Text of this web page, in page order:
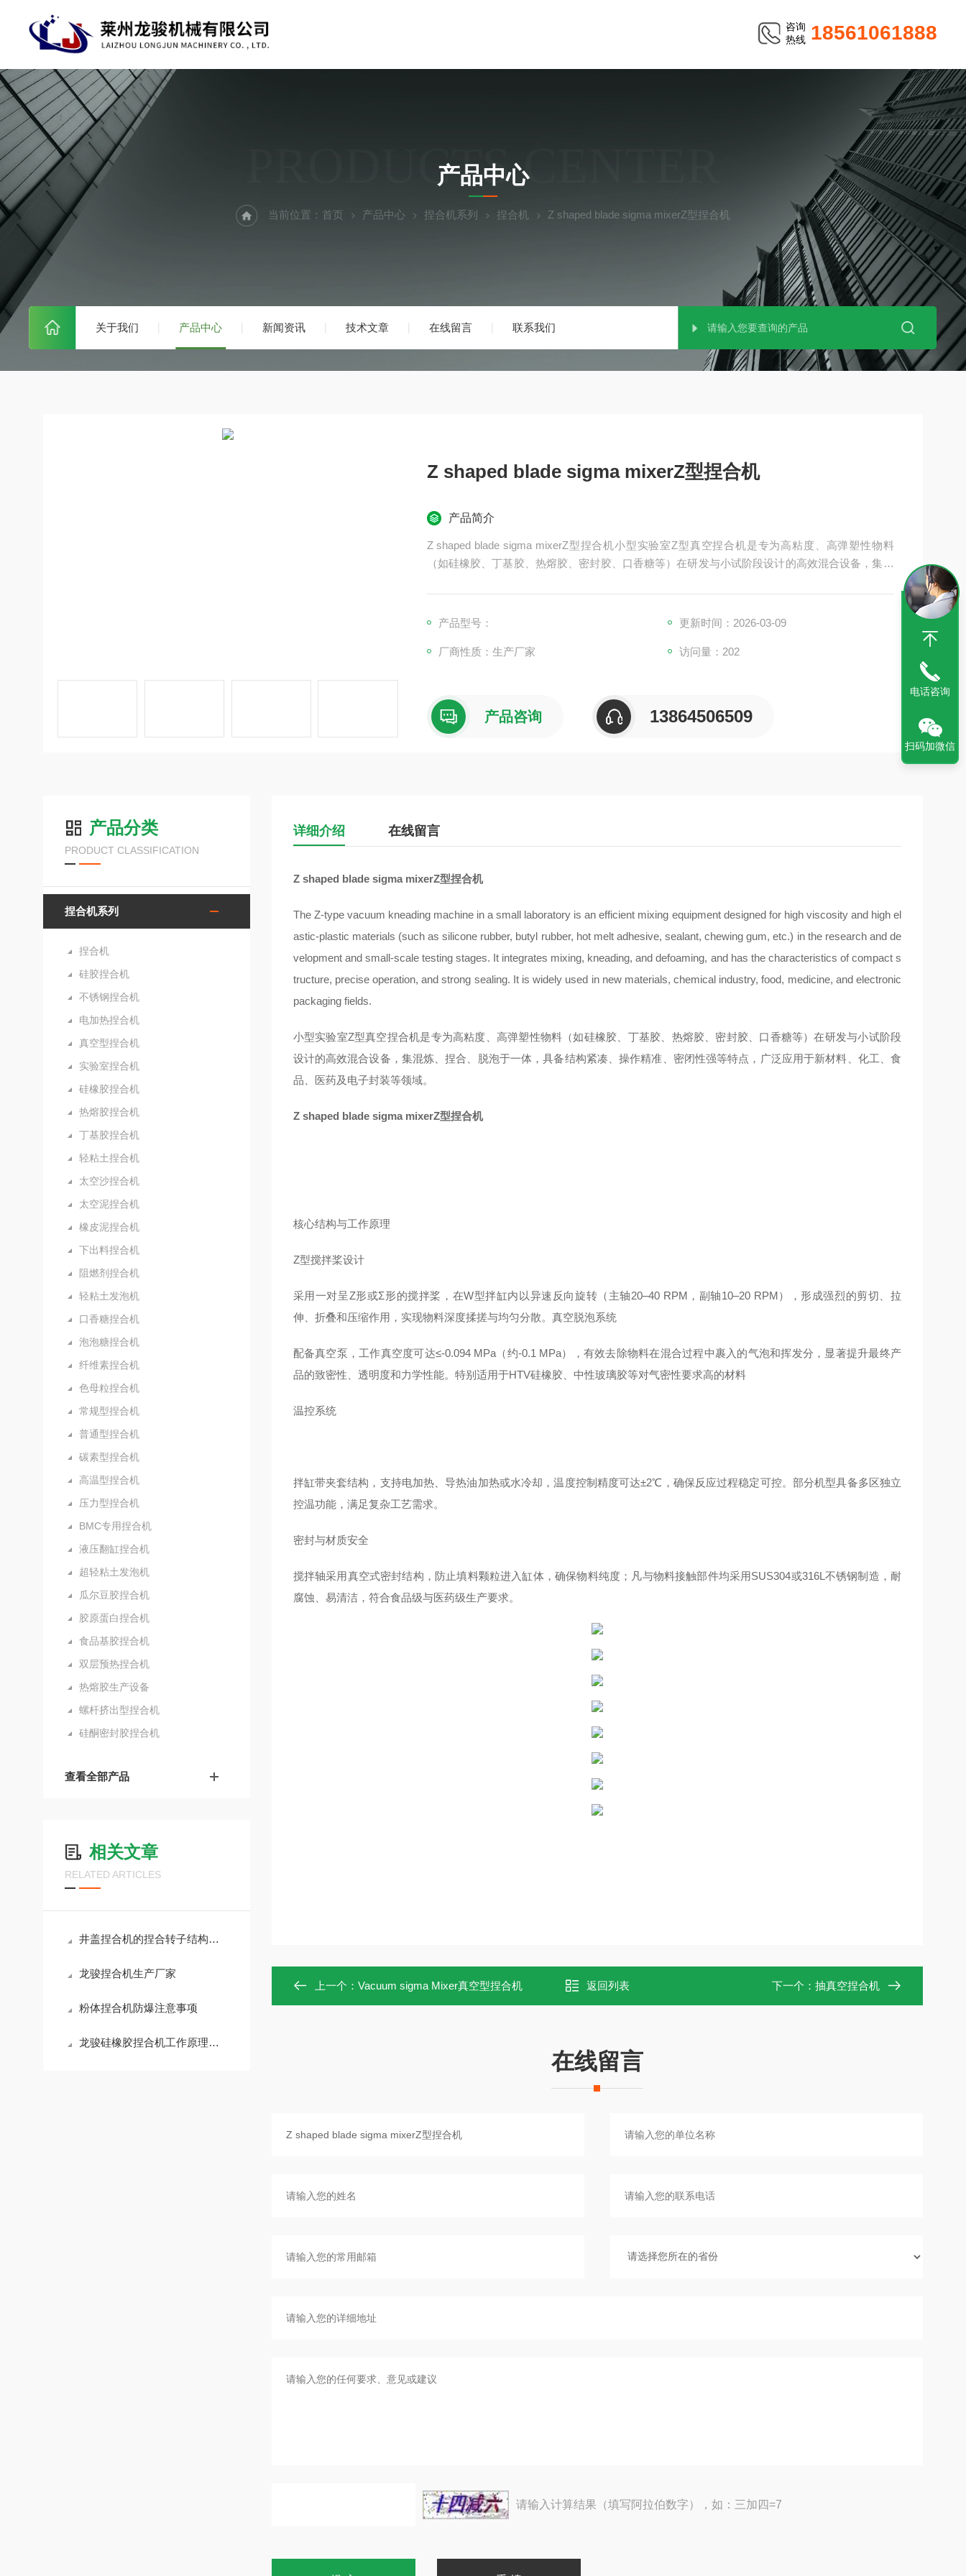
咨询
热线 18561061888
关于我们 产品中心 新闻资讯 技术文章 在线留言 联系我们
PRODUCTS CENTER
产品中心
当前位置： 首页 产品中心 捏合机系列 捏合机 Z shaped blade sigma mixerZ型捏合机
Z shaped blade sigma mixerZ型捏合机
产品简介
Z shaped blade sigma mixerZ型捏合机小型实验室Z型真空捏合机是专为高粘度、高弹塑性物料
（如硅橡胶、丁基胶、热熔胶、密封胶、口香糖等）在研发与小试阶段设计的高效混合设备，集混
产品型号：
更新时间：2026-03-09
厂商性质：生产厂家 访问量：202
产品咨询 13864506509
产品分类
PRODUCT CLASSIFICATION
捏合机系列
捏合机
硅胶捏合机
不锈钢捏合机
电加热捏合机
真空型捏合机
实验室捏合机
硅橡胶捏合机
热熔胶捏合机
丁基胶捏合机
轻粘土捏合机
太空沙捏合机
太空泥捏合机
橡皮泥捏合机
下出料捏合机
阻燃剂捏合机
轻粘土发泡机
口香糖捏合机
泡泡糖捏合机
纤维素捏合机
色母粒捏合机
常规型捏合机
普通型捏合机
碳素型捏合机
高温型捏合机
压力型捏合机
BMC专用捏合机
液压翻缸捏合机
超轻粘土发泡机
瓜尔豆胶捏合机
胶原蛋白捏合机
食品基胶捏合机
双层预热捏合机
热熔胶生产设备
螺杆挤出型捏合机
硅酮密封胶捏合机
查看全部产品
相关文章
RELATED ARTICLES
井盖捏合机的捏合转子结构与剪切力分布
龙骏捏合机生产厂家
粉体捏合机防爆注意事项
龙骏硅橡胶捏合机工作原理，硅橡胶捏合机操作规程
详细介绍 在线留言
Z shaped blade sigma mixerZ型捏合机
The Z-type vacuum kneading machine in a small laboratory is an efficient mixing equipment designed for high viscosity and high el
astic-plastic materials (such as silicone rubber, butyl rubber, hot melt adhesive, sealant, chewing gum, etc.) in the research and de
velopment and small-scale testing stages. It integrates mixing, kneading, and defoaming, and has the characteristics of compact s
tructure, precise operation, and strong sealing. It is widely used in new materials, chemical industry, food, medicine, and electronic
packaging fields.
小型实验室Z型真空捏合机是专为高粘度、高弹塑性物料（如硅橡胶、丁基胶、热熔胶、密封胶、口香糖等）在研发与小试阶段
设计的高效混合设备，集混炼、捏合、脱泡于一体，具备结构紧凑、操作精准、密闭性强等特点，广泛应用于新材料、化工、食
品、医药及电子封装等领域。
Z shaped blade sigma mixerZ型捏合机
核心结构与工作原理
Z型搅拌桨设计‌
采用一对呈Z形或Σ形的搅拌桨，在W型拌缸内以异速反向旋转（主轴20–40 RPM，副轴10–20 RPM），形成强烈的剪切、拉
伸、折叠和压缩作用，实现物料深度揉搓与均匀分散。 真空脱泡系统‌
配备真空泵，工作真空度可达≤-0.094 MPa（约-0.1 MPa），有效去除物料在混合过程中裹入的气泡和挥发分，显著提升最终产
品的致密性、透明度和力学性能。 特别适用于HTV硅橡胶、中性玻璃胶等对气密性要求高的材料
温控系统
拌缸带夹套结构，支持电加热、导热油加热或水冷却，温度控制精度可达±2℃，确保反应过程稳定可控。 部分机型具备多区独立
控温功能，满足复杂工艺需求。
密封与材质安全‌
搅拌轴采用真空式密封结构，防止填料颗粒进入缸体，确保物料纯度； 凡与物料接触部件均采用SUS304或316L不锈钢制造，耐
腐蚀、易清洁，符合食品级与医药级生产要求。
上一个： Vacuum sigma Mixer真空型捏合机 返回列表 下一个： 抽真空捏合机
在线留言
请输入计算结果（填写阿拉伯数字），如：三加四=7
电话咨询
扫码加微信